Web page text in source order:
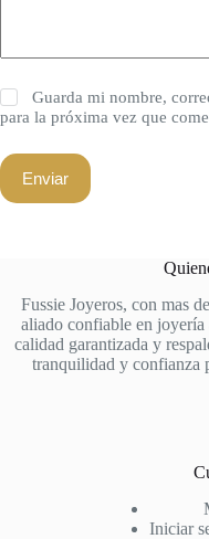
Guarda mi nombre,
para la próxima vez que
Enviar
Fussie Joyeros, con mas
aliado confiable en
calidad garantizada y
tranquilidad y confianza
Iniciar